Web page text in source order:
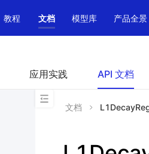
教程 文档 模型库 产品全景
应用实践 API 文档
文档